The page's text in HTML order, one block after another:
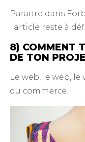
Paraitre dans
l’article reste à
8) COMMENT
DE TON
Le web, le web,
du commerce.